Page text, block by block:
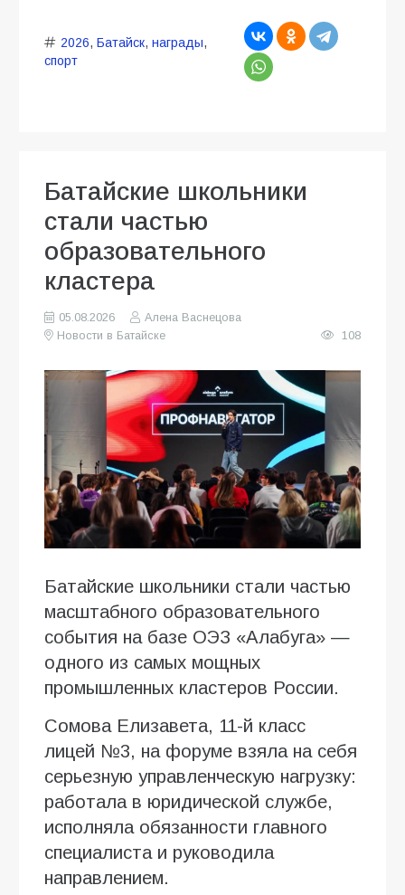
2026, Батайск, награды,
спорт
Батайские школьники
стали частью
образовательного
кластера
05.08.2026
Алена Васнецова
Новости в Батайске
108
Батайские школьники стали частью
масштабного образовательного
события на базе ОЭЗ «Алабуга» —
одного из самых мощных
промышленных кластеров России.
Сомова Елизавета, 11-й класс
лицей №3, на форуме взяла на себя
серьезную управленческую нагрузку:
работала в юридической службе,
исполняла обязанности главного
специалиста и руководила
направлением.